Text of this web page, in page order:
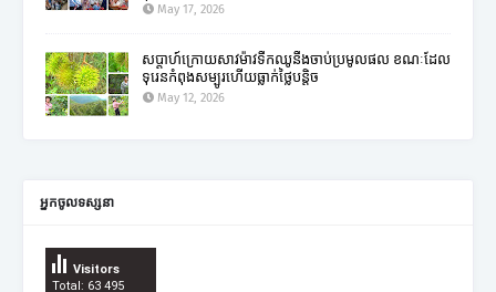
May 17, 2026
សប្តាហ៍ក្រោយសាវម៉ាវទឹកឈូនឹងចាប់ប្រមូលផល ខណៈដែល
ទុរេនកំពុងសម្បូរហើយធ្លាក់ថ្លៃបន្តិច
May 12, 2026
អ្នកចូលទស្សនា
Total: 63 495
Visitors